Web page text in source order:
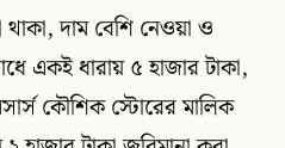
থাকা, দাম বেশি নেওয়া ও
একই ধারায় ৫ হাজার টাকা,
কৌশিক স্টোরের মালিক